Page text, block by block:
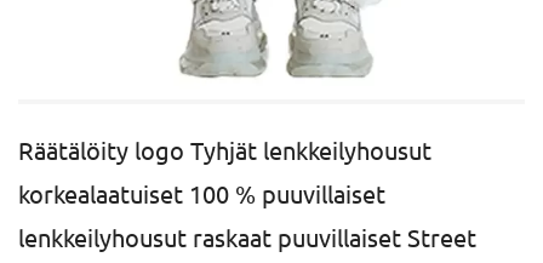
Räätälöity logo Tyhjät lenkkeilyhousut
korkealaatuiset 100 % puuvillaiset
lenkkeilyhousut raskaat puuvillaiset Street